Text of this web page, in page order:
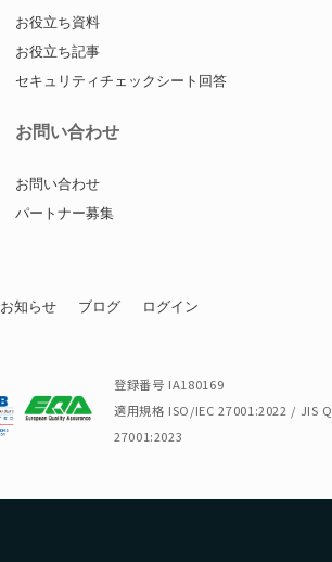
お役立ち資料
お役立ち記事
セキュリティチェックシート回答
お問い合わせ
お問い合わせ
パートナー募集
お知らせ ブログ ログイン
登録番号 IA180169
適用規格 ISO/IEC 27001:2022 / JIS Q
27001:2023